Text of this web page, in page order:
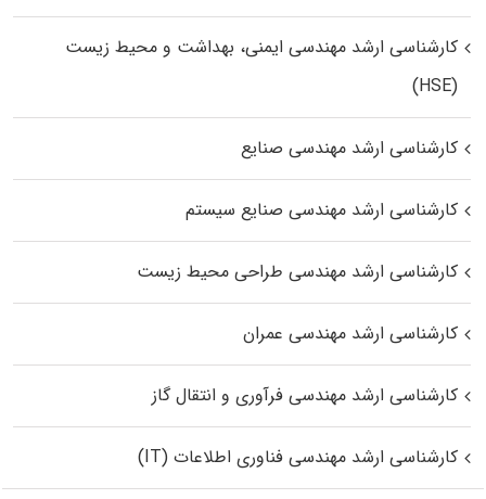
کارشناسی ارشد مهندسی ایمنی، بهداشت و محیط زیست
(HSE)
کارشناسی ارشد مهندسی صنایع
کارشناسی ارشد مهندسی صنایع سیستم
کارشناسی ارشد مهندسی طراحی محیط زیست
کارشناسی ارشد مهندسی عمران
کارشناسی ارشد مهندسی فرآوری و انتقال گاز
کارشناسی ارشد مهندسی فناوری اطلاعات (IT)